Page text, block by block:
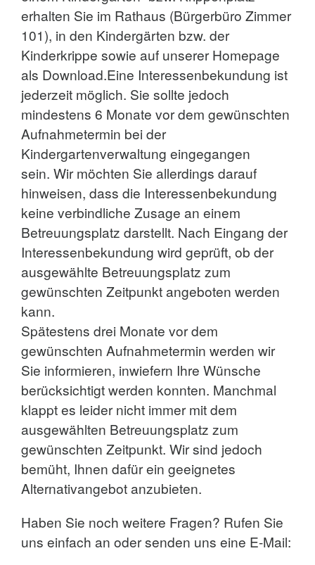
erhalten Sie im Rathaus (Bürgerbüro Zimmer
101), in den Kindergärten bzw. der
Kinderkrippe sowie auf unserer Homepage
als Download.Eine Interessenbekundung ist
jederzeit möglich. Sie sollte jedoch
mindestens 6 Monate vor dem gewünschten
Aufnahmetermin bei der
Kindergartenverwaltung eingegangen
sein. Wir möchten Sie allerdings darauf
hinweisen, dass die Interessenbekundung
keine verbindliche Zusage an einem
Betreuungsplatz darstellt. Nach Eingang der
Interessenbekundung wird geprüft, ob der
ausgewählte Betreuungsplatz zum
gewünschten Zeitpunkt angeboten werden
kann.
Spätestens drei Monate vor dem
gewünschten Aufnahmetermin werden wir
Sie informieren, inwiefern Ihre Wünsche
berücksichtigt werden konnten. Manchmal
klappt es leider nicht immer mit dem
ausgewählten Betreuungsplatz zum
gewünschten Zeitpunkt. Wir sind jedoch
bemüht, Ihnen dafür ein geeignetes
Alternativangebot anzubieten.
Haben Sie noch weitere Fragen? Rufen Sie
uns einfach an oder senden uns eine E-Mail: